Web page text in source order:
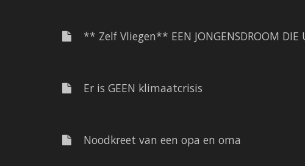
** Zelf Vliegen** EEN JONGENSDROOM DIE
Er is GEEN klimaatcrisis
Noodkreet van een opa en oma